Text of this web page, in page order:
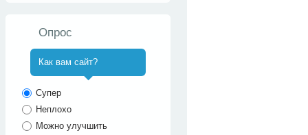
Опрос
Как вам сайт?
Супер
Неплохо
Можно улучшить